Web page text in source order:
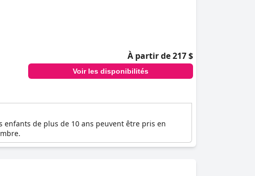
À partir de 217 $
Voir les disponibilités
enfants de plus de 10 ans peuvent être pris en